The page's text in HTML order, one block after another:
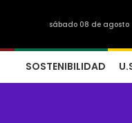
sábado 08 de agosto
SOSTENIBILIDAD